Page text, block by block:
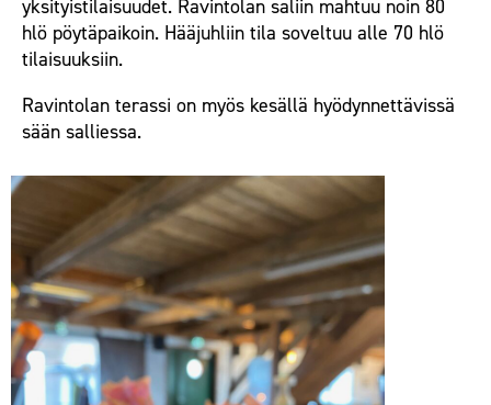
yksityistilaisuudet. Ravintolan saliin mahtuu noin 80
hlö pöytäpaikoin. Hääjuhliin tila soveltuu alle 70 hlö
tilaisuuksiin.
Ravintolan terassi on myös kesällä hyödynnettävissä
sään salliessa.